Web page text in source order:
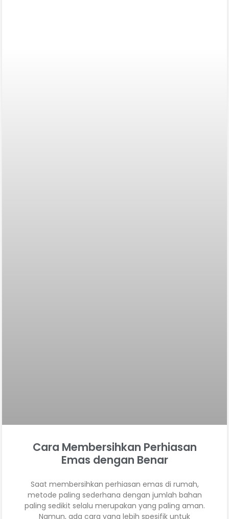
Cara Membersihkan Perhiasan
Emas dengan Benar
Saat membersihkan perhiasan emas di rumah,
metode paling sederhana dengan jumlah bahan
paling sedikit selalu merupakan yang paling aman.
Namun, ada cara yang lebih spesifik untuk